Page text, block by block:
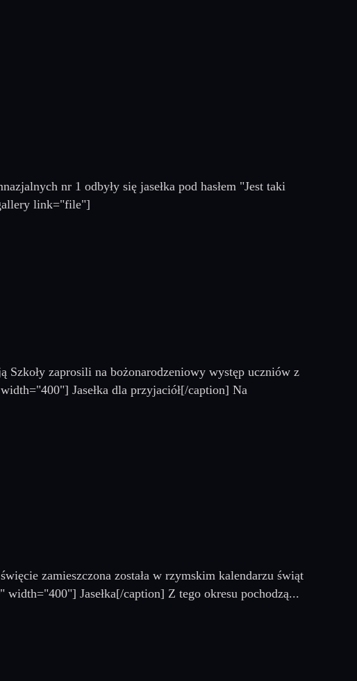
nr 1 odbyły się jasełka pod hasłem "Jest taki
link="file"]
Szkoły zaprosili na bożonarodzeniowy występ uczniów z
Jasełka dla przyjaciół[/caption] Na
zamieszczona została w rzymskim kalendarzu świąt
Jasełka[/caption] Z tego okresu pochodzą...